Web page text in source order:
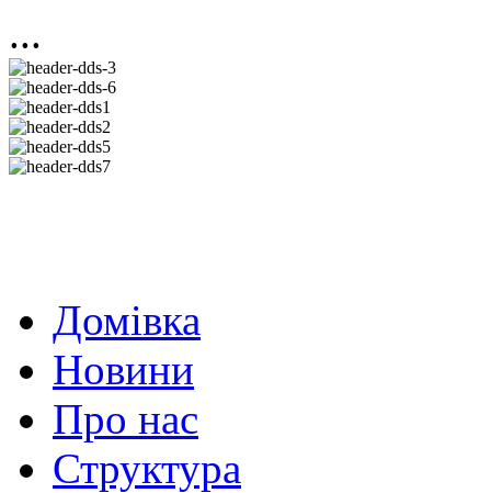
...
Домівка
Новини
Про нас
Структура